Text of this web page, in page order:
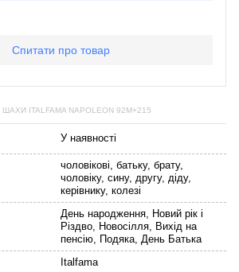
Спитати про товар
ШАХИ ITALFAMA NAPOLEON 92M+215
У наявності
чоловікові, батьку, брату,
чоловіку, сину, другу, діду,
керівнику, колезі
День народження, Новий рік і
Різдво, Новосілля, Вихід на
пенсію, Подяка, День Батька
Italfama